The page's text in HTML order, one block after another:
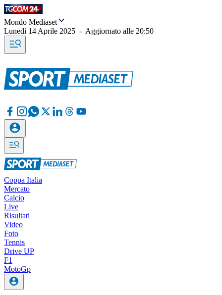
Mondo Mediaset
Lunedì 14 Aprile 2025 - Aggiornato alle 20:50
Coppa Italia
Mercato
Calcio
Live
Risultati
Video
Foto
Tennis
Drive UP
F1
MotoGp